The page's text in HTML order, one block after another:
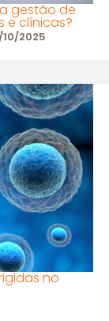
gestão de
e clínicas?
2025
no